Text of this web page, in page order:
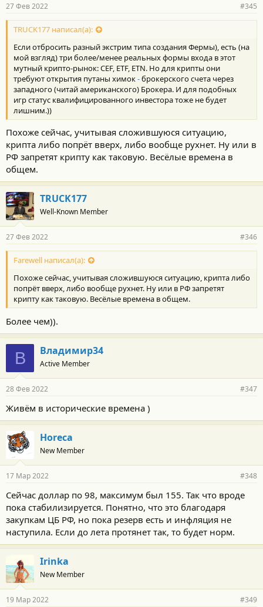
о
с
т
:
27 Фев 2022 #345
TRUCK177 написал(а):
Если отбросить разный экстрим типа создания Фермы), есть (на
мой взгляд) три более/менее реальных формы входа в этот
мутный крипто-рынок: CEF, ETF, ETN. Но для крипты они
требуют открытия путаны химок-брокерского счета через
западного (читай американского) Брокера. И для подобных
игр статус квалифицированного инвестора тоже не будет
лишним.))
Похоже сейчас, учитывая сложившуюся ситуацию,
крипта либо попрёт вверх, либо вообще рухнет. Ну или в
РФ запретят крипту как таковую. Весёлые времена в
общем.
TRUCK177
Well-Known Member
27 Фев 2022 #346
Farewell написал(а):
Похоже сейчас, учитывая сложившуюся ситуацию, крипта либо
попрёт вверх, либо вообще рухнет. Ну или в РФ запретят
крипту как таковую. Весёлые времена в общем.
Более чем)).
В Владимир34
Active Member
28 Фев 2022 #347
Живём в исторические времена )
Horeca
New Member
17 Мар 2022 #348
Сейчас доллар по 98, максимум был 155. Так что вроде
пока стабилизируется. Понятно, что это благодаря
закупкам ЦБ РФ, но пока резерв есть и инфляция не
наступила. Если до лета протянет так, то будет норм.
Irinka
New Member
19 Мар 2022 #349